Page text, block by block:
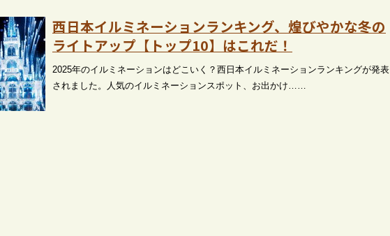
西日本イルミネーションランキング、煌びやかな冬の
ライトアップ【トップ10】はこれだ！
2025年のイルミネーションはどこいく？西日本イルミネーションランキングが発表
されました。人気のイルミネーションスポット、お出かけ……